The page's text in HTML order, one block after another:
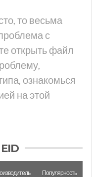
то весьма
с
открыть файл
ознакомься
на этой
Популярность